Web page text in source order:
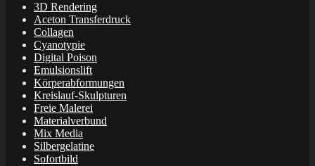
3D Rendering
Aceton Transferdruck
Collagen
Cyanotypie
Digital Poison
Emulsionslift
Körperabformungen
Kreislauf-Skulpturen
Freie Malerei
Materialverbund
Mix Media
Silbergelatine
Sofortbild